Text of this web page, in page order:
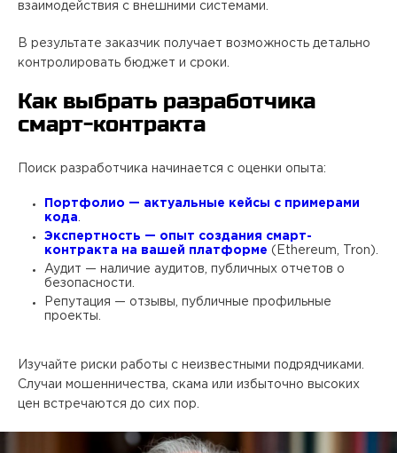
взаимодействия с внешними системами.
В результате заказчик получает возможность детально
контролировать бюджет и сроки. ​
Как выбрать разработчика
смарт-контракта
Поиск разработчика начинается с оценки опыта:
Портфолио — актуальные кейсы с примерами
кода
Экспертность — опыт создания смарт-
контракта на вашей платформе (Ethereum, Tron).
Аудит — наличие аудитов, публичных отчетов о
безопасности.
Репутация — отзывы, публичные профильные
проекты.
Изучайте риски работы с неизвестными подрядчиками.
Случаи мошенничества, скама или избыточно высоких
цен встречаются до сих пор.